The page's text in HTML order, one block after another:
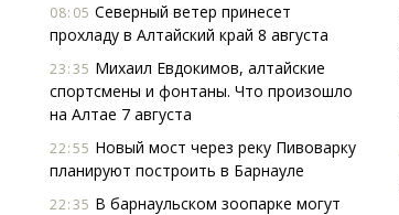
08:05 Северный ветер принесет
прохладу в Алтайский край 8 августа
23:35 Михаил Евдокимов, алтайские
спортсмены и фонтаны. Что произошло
на Алтае 7 августа
22:55 Новый мост через реку Пивоварку
планируют построить в Барнауле
22:35 В барнаульском зоопарке могут